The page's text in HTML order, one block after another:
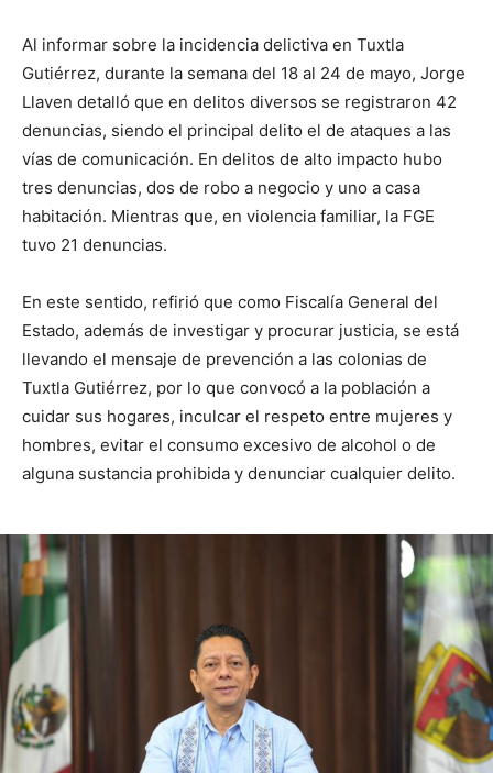
Al informar sobre la incidencia delictiva en Tuxtla
Gutiérrez, durante la semana del 18 al 24 de mayo, Jorge
Llaven detalló que en delitos diversos se registraron 42
denuncias, siendo el principal delito el de ataques a las
vías de comunicación. En delitos de alto impacto hubo
tres denuncias, dos de robo a negocio y uno a casa
habitación. Mientras que, en violencia familiar, la FGE
tuvo 21 denuncias.
En este sentido, refirió que como Fiscalía General del
Estado, además de investigar y procurar justicia, se está
llevando el mensaje de prevención a las colonias de
Tuxtla Gutiérrez, por lo que convocó a la población a
cuidar sus hogares, inculcar el respeto entre mujeres y
hombres, evitar el consumo excesivo de alcohol o de
alguna sustancia prohibida y denunciar cualquier delito.